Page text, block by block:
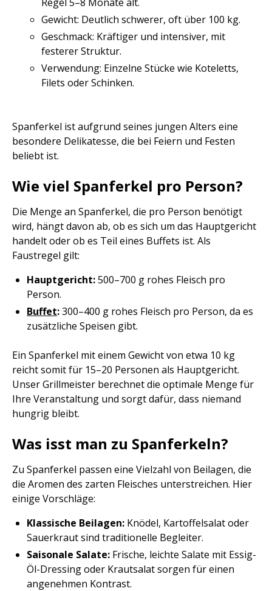
Gewicht: Deutlich schwerer, oft über 100 kg.
Geschmack: Kräftiger und intensiver, mit
festerer Struktur.
Verwendung: Einzelne Stücke wie Koteletts,
Filets oder Schinken.
Spanferkel ist aufgrund seines jungen Alters eine
besondere Delikatesse, die bei Feiern und Festen
beliebt ist.
Wie viel Spanferkel pro Person?
Die Menge an Spanferkel, die pro Person benötigt
wird, hängt davon ab, ob es sich um das Hauptgericht
handelt oder ob es Teil eines Buffets ist. Als
Faustregel gilt:
Hauptgericht:500–700 g rohes Fleisch pro
Person.
Buffet:300–400 g rohes Fleisch pro Person, da es
zusätzliche Speisen gibt.
Ein Spanferkel mit einem Gewicht von etwa 10 kg
reicht somit für 15–20 Personen als Hauptgericht.
Unser Grillmeister berechnet die optimale Menge für
Ihre Veranstaltung und sorgt dafür, dass niemand
hungrig bleibt.
Was isst man zu Spanferkeln?
Zu Spanferkel passen eine Vielzahl von Beilagen, die
die Aromen des zarten Fleisches unterstreichen. Hier
einige Vorschläge:
Klassische Beilagen: Knödel, Kartoffelsalat oder
Sauerkraut sind traditionelle Begleiter.
Saisonale Salate: Frische, leichte Salate mit Essig-
Öl-Dressing oder Krautsalat sorgen für einen
angenehmen Kontrast.